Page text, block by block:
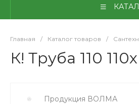
Главная / Каталог товаров /
К! Труба 110
Продукция ВОЛМА